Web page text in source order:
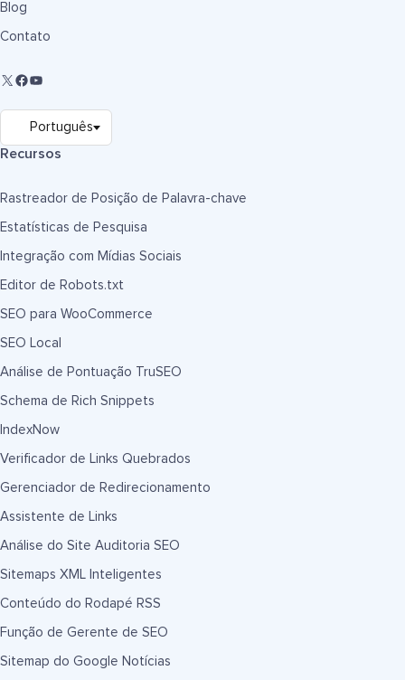
Blog
Contato
Recursos
Rastreador de Posição de Palavra-chave
Estatísticas de Pesquisa
Integração com Mídias Sociais
Editor de Robots.txt
SEO para WooCommerce
SEO Local
Análise de Pontuação TruSEO
Schema de Rich Snippets
IndexNow
Verificador de Links Quebrados
Gerenciador de Redirecionamento
Assistente de Links
Análise do Site Auditoria SEO
Sitemaps XML Inteligentes
Conteúdo do Rodapé RSS
Função de Gerente de SEO
Sitemap do Google Notícias